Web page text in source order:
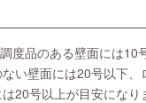
度品のある壁面には10
い壁面には20号以下、
20号以上が目安になり